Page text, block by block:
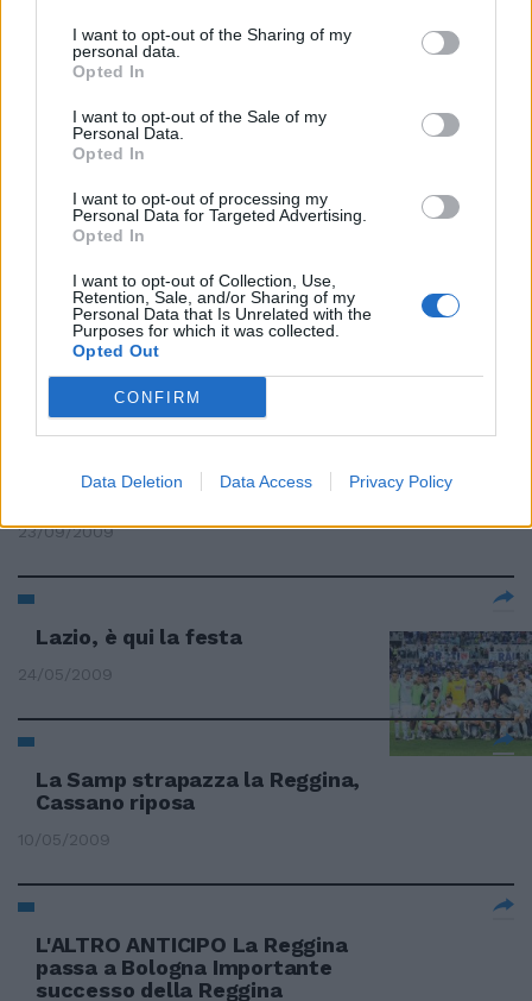
I want to opt-out of the Sharing of my
personal data.
Opted In
I want to opt-out of the Sale of my
Personal Data.
Opted In
I want to opt-out of processing my
Personal Data for Targeted Advertising.
Opted In
I want to opt-out of Collection, Use,
Retention, Sale, and/or Sharing of my
Personal Data that Is Unrelated with the
Purposes for which it was collected.
Opted Out
CONFIRM
Data Deletion Data Access Privacy Policy
palla.
17/10/2010
CALCIO SERIE B La Reggina batte
la Triestina La Reggina ha
battuto la Triestina 3-1 (1-1), nel
posticipo della 18/a giornata del
15/12/2009
Franco Bovaio Il Frosinone non
fallisce l'appuntamento
vittoria accentua ancora di più
la crisi della Reggina.
23/09/2009
Lazio, è qui la festa
24/05/2009
La Samp strapazza la Reggina,
Cassano riposa
10/05/2009
L'ALTRO ANTICIPO La Reggina
passa a Bologna Importante
successo della Reggina